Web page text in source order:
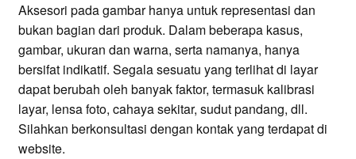
Aksesori pada gambar hanya untuk representasi dan
bukan bagian dari produk. Dalam beberapa kasus,
gambar, ukuran dan warna, serta namanya, hanya
bersifat indikatif. Segala sesuatu yang terlihat di layar
dapat berubah oleh banyak faktor, termasuk kalibrasi
layar, lensa foto, cahaya sekitar, sudut pandang, dll.
Silahkan berkonsultasi dengan kontak yang terdapat di
website.